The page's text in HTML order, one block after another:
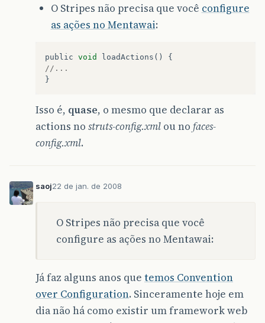
O Stripes não precisa que você configure
as ações no Mentawai:
public void loadActions ()
{
//...
}
Isso é, quase, o mesmo que declarar as
actions no struts-config.xml ou no faces-
config.xml.
saoj22 de jan. de 2008
O Stripes não precisa que você
configure as ações no Mentawai:
Já faz alguns anos que temos Convention
over Configuration. Sinceramente hoje em
dia não há como existir um framework web